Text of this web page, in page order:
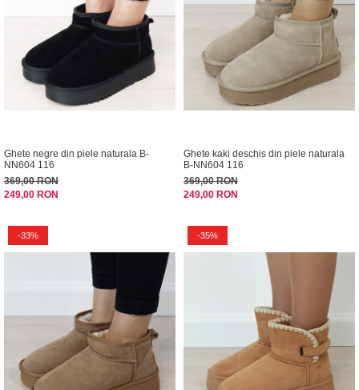
Ghete negre din piele naturala B-
NN604 116
369,00 RON
249,00 RON
Ghete kaki deschis din piele naturala
B-NN604 116
369,00 RON
249,00 RON
-33% -35%